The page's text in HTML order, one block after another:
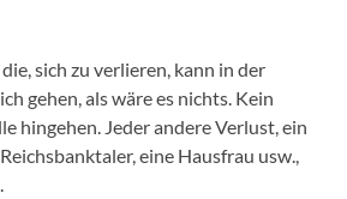
sich zu verlieren, kann in der
gehen, als wäre es nichts. Kein
hingehen. Jeder andere Verlust, ein
eine Hausfrau usw.,